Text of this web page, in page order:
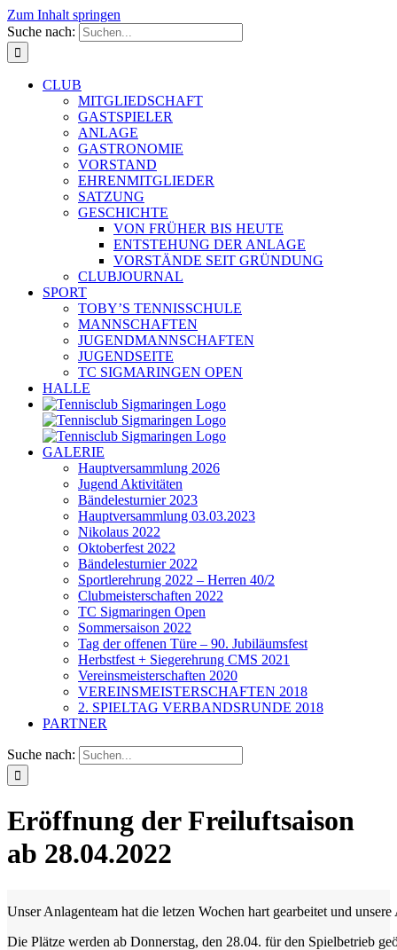
Zum Inhalt springen
Suche nach:
CLUB
MITGLIEDSCHAFT
GASTSPIELER
ANLAGE
GASTRONOMIE
VORSTAND
EHRENMITGLIEDER
SATZUNG
GESCHICHTE
VON FRÜHER BIS HEUTE
ENTSTEHUNG DER ANLAGE
VORSTÄNDE SEIT GRÜNDUNG
CLUBJOURNAL
SPORT
TOBY’S TENNISSCHULE
MANNSCHAFTEN
JUGENDMANNSCHAFTEN
JUGENDSEITE
TC SIGMARINGEN OPEN
HALLE
GALERIE
Hauptversammlung 2026
Jugend Aktivitäten
Bändelesturnier 2023
Hauptversammlung 03.03.2023
Nikolaus 2022
Oktoberfest 2022
Bändelesturnier 2022
Sportlerehrung 2022 – Herren 40/2
Clubmeisterschaften 2022
TC Sigmaringen Open
Sommersaison 2022
Tag der offenen Türe – 90. Jubiläumsfest
Herbstfest + Siegerehrung CMS 2021
Vereinsmeisterschaften 2020
VEREINSMEISTERSCHAFTEN 2018
2. SPIELTAG VERBANDSRUNDE 2018
PARTNER
Suche nach:
Eröffnung der Freiluftsaison
ab 28.04.2022
Unser Anlagenteam hat die letzen Wochen hart gearbeitet und
Die Plätze werden ab Donnerstag, den 28.04. für den Spielbetrieb